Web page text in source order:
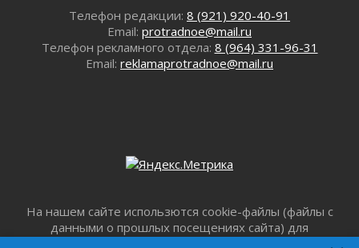
29 июля 2026
353 дома подключили к газу за неделю в
Ленинградской области
Стихийную свалку строительного мусора
убрали в Ивангороде
Ленобласть представила проект прогноза
социально-экономического развития региона
на 2027-2029 годы
Телефон редакции: 8 (921) 920-40-91
Email: protradnoe@mail.ru
Телефон рекламного отдела: 8 (964) 331-96-31
Email: reklamaprotradnoe@mail.ru
На нашем сайте использются cookie-файлы (файлы с
данными о прошлых посещениях сайта) для